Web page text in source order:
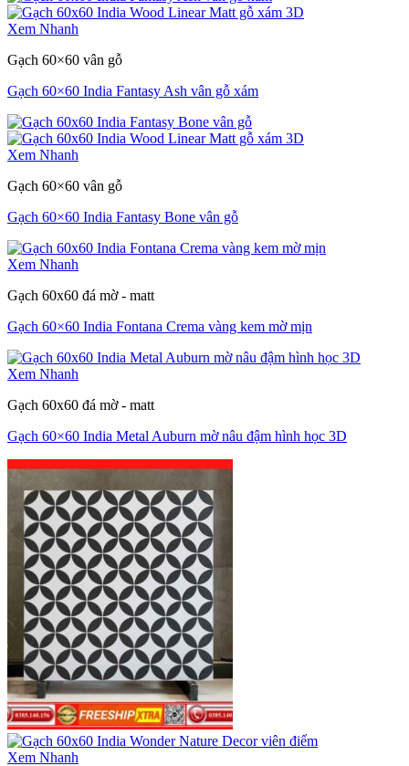
Xem Nhanh
Gạch 60×60 vân gỗ
Gạch 60×60 India Fantasy Ash vân gỗ xám
Xem Nhanh
Gạch 60×60 vân gỗ
Gạch 60×60 India Fantasy Bone vân gỗ
Xem Nhanh
Gạch 60x60 đá mờ - matt
Gạch 60×60 India Fontana Crema vàng kem mờ mịn
Xem Nhanh
Gạch 60x60 đá mờ - matt
Gạch 60×60 India Metal Auburn mờ nâu đậm hình học 3D
Xem Nhanh